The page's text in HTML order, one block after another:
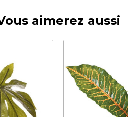
aimerez aussi